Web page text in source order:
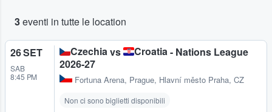
3eventi in tutte le location
26 SET
SAB
8:45 PM
Czechiavs Croatia- Nations League
2026-27
Fortuna Arena, Prague, Hlavní město Praha, CZ
Non ci sono biglietti disponibili